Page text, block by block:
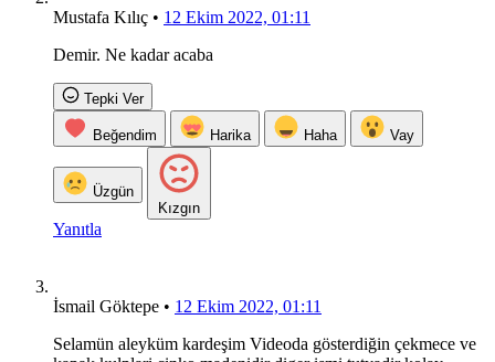
Mustafa Kılıç • 12 Ekim 2022, 01:11
Demir. Ne kadar acaba
Tepki Ver
Beğendim Harika Haha Vay
Üzgün
Kızgın
Yanıtla
İsmail Göktepe • 12 Ekim 2022, 01:11
Selamün aleyküm kardeşim Videoda gösterdiğin çekmece ve